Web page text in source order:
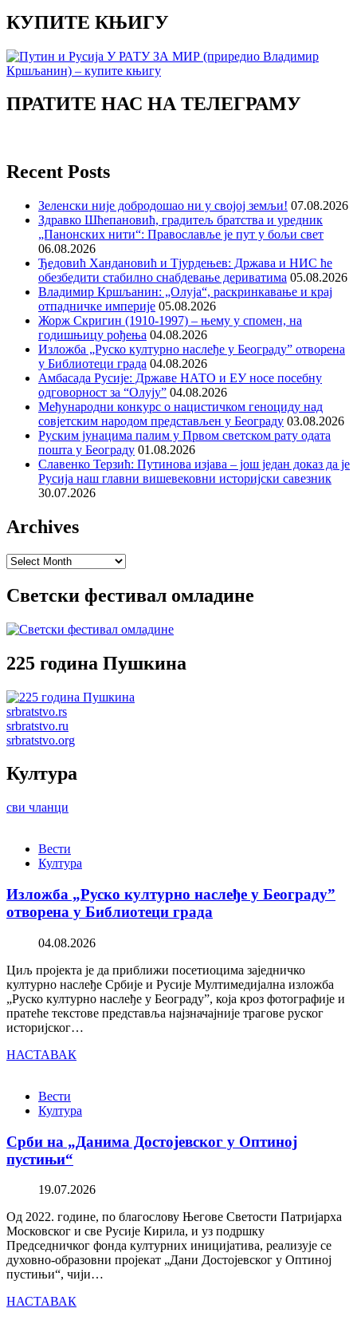
КУПИТЕ КЊИГУ
ПРАТИТЕ НАС НА ТЕЛЕГРАМУ
Recent Posts
Зеленски није добродошао ни у својој земљи! 07.08.2026
Здравко Шћепановић, градитељ братства и уредник
„Панонских нити“: Православље је пут у бољи свет
06.08.2026
Ђедовић Хандановић и Тјурдењев: Држава и НИС ће
обезбедити стабилно снабдевање дериватима 05.08.2026
Владимир Кршљанин: „Олуја“, раскринкавање и крај
отпадничке империје 05.08.2026
Жорж Скригин (1910-1997) – њему у спомен, на
годишњицу рођења 04.08.2026
Изложба „Руско културно наслеђе у Београду” отворена
у Библиотеци града 04.08.2026
Амбасада Русије: Државе НАТО и ЕУ носе посебну
одговорност за “Олују” 04.08.2026
Међународни конкурс о нацистичком геноциду над
совјетским народом представљен у Београду 03.08.2026
Руским јунацима палим у Првом светском рату одата
пошта у Београду 01.08.2026
Славенко Терзић: Путинова изјава – још један доказ да је
Русија наш главни вишевековни историјски савезник
30.07.2026
Archives
Archives
Светски фестивал омладине
225 година Пушкина
srbratstvo.rs
srbratstvo.ru
srbratstvo.org
Култура
сви чланци
Вести
Култура
Изложба „Руско културно наслеђе у Београду”
отворена у Библиотеци града
04.08.2026
Циљ пројекта је да приближи посетиоцима заједничко
културно наслеђе Србије и Русије Мултимедијална изложба
„Руско културно наслеђе у Београду”, која кроз фотографије и
пратеће текстове представља најзначајније трагове руског
историјског…
НАСТАВАК
Вести
Култура
Срби на „Данима Достојевског у Оптиној
пустињи“
19.07.2026
Од 2022. године, по благослову Његове Светости Патријарха
Московског и све Русије Кирила, и уз подршку
Председничког фонда културних иницијатива, реализује се
духовно-образовни пројекат „Дани Достојевског у Оптиној
пустињи“, чији…
НАСТАВАК